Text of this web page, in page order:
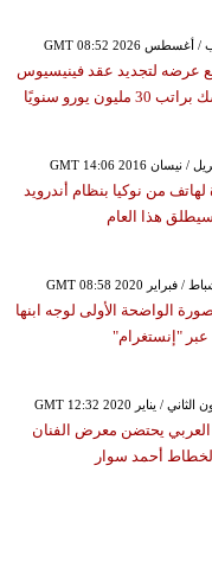
عرضه لتجديد عقد فينيسيوس
يورو سنويًا
من نوكيا بنظام أندرويد
سيطلق هذا العام
الواضحة الأولى لوجه ابنها
عبر "إنستغرام"
يحتضن معرض الفنان
أحمد سوار